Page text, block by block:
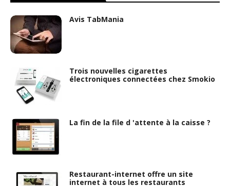
Avis TabMania
Trois nouvelles cigarettes
électroniques connectées chez Smokio
La fin de la file d 'attente à la caisse ?
Restaurant-internet offre un site
internet à tous les restaurants